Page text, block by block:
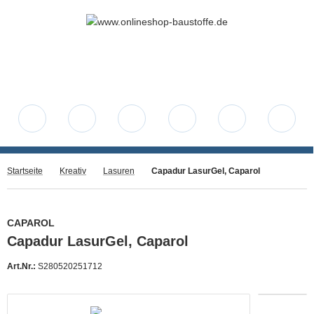
Startseite Kreativ Lasuren Capadur LasurGel, Caparol
CAPAROL
Capadur LasurGel, Caparol
Art.Nr.: S280520251712